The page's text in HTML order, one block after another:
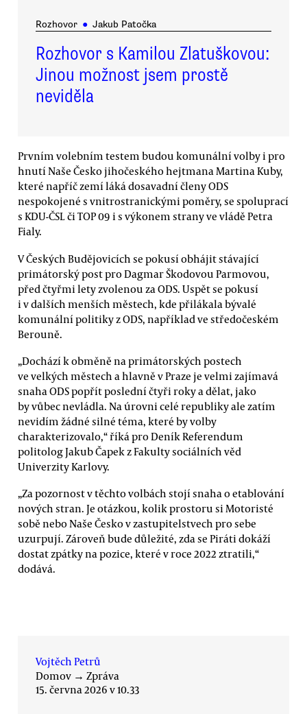
Rozhovor ● Jakub Patočka
Rozhovor s Kamilou Zlatuškovou:
Jinou možnost jsem prostě
neviděla
Prvním volebním testem budou komunální volby i pro
hnutí Naše Česko jihočeského hejtmana Martina Kuby,
které napříč zemí láká dosavadní členy ODS
nespokojené s vnitrostranickými poměry, se spoluprací
s KDU-ČSL či TOP 09 i s výkonem strany ve vládě Petra
Fialy.
V Českých Budějovicích se pokusí obhájit stávající
primátorský post pro Dagmar Škodovou Parmovou,
před čtyřmi lety zvolenou za ODS. Uspět se pokusí
i v dalších menších městech, kde přilákala bývalé
komunální politiky z ODS, například ve středočeském
Berouně.
„Dochází k obměně na primátorských postech
ve velkých městech a hlavně v Praze je velmi zajímavá
snaha ODS popřít poslední čtyři roky a dělat, jako
by vůbec nevládla. Na úrovni celé republiky ale zatím
nevidím žádné silné téma, které by volby
charakterizovalo,“ říká pro Deník Referendum
politolog Jakub Čapek z Fakulty sociálních věd
Univerzity Karlovy.
„Za pozornost v těchto volbách stojí snaha o etablování
nových stran. Je otázkou, kolik prostoru si Motoristé
sobě nebo Naše Česko v zastupitelstvech pro sebe
uzurpují. Zároveň bude důležité, zda se Piráti dokáží
dostat zpátky na pozice, které v roce 2022 ztratili,“
dodává.
Vojtěch Petrů
Domov → Zpráva
15. června 2026 v 10.33